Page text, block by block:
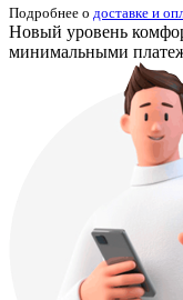
Подробнее о доставке и
Новый уровень
минимальными